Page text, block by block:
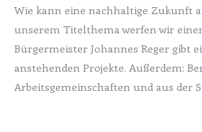
Wie kann eine nachhaltige Zukunft
unserem Titelthema werfen wir
Bürgermeister Johannes Reger gibt
anstehenden Projekte. Außerdem:
Arbeitsgemeinschaften und aus der